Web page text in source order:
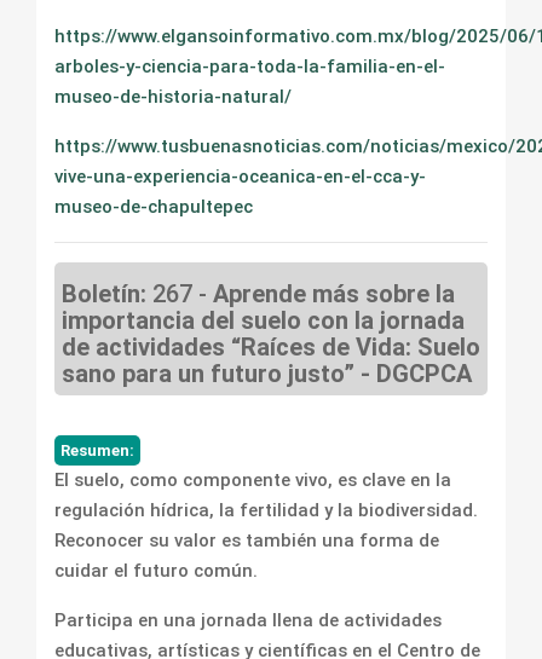
https://www.elgansoinformativo.com.mx/blog/2025/
arboles-y-ciencia-para-toda-la-familia-en-el-
museo-de-historia-natural/
https://www.tusbuenasnoticias.com/noticias/mexico/
vive-una-experiencia-oceanica-en-el-cca-y-
museo-de-chapultepec
Boletín: 267 - Aprende más sobre la
importancia del suelo con la jornada
de actividades “Raíces de Vida: Suelo
sano para un futuro justo” - DGCPCA
Resumen:
El suelo, como componente vivo, es clave en la
regulación hídrica, la fertilidad y la biodiversidad.
Reconocer su valor es también una forma de
cuidar el futuro común.
Participa en una jornada llena de actividades
educativas, artísticas y científicas en el Centro de